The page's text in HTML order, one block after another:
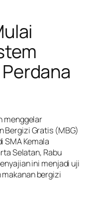
menggelar
Bergizi Gratis (MBG)
SMA Kemala
Selatan, Rabu
ini menjadi uji
bergizi